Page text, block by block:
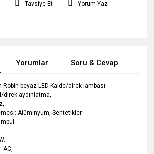
Tavsiye Et Yorum Yaz
Yorumlar Soru & Cevap
Robin beyaz LED Kaide/direk lambası.
direk aydınlatma,
Alüminyum, Sentetikler.
AC,